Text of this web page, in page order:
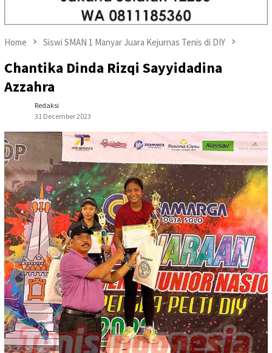
Home Siswi SMAN 1 Manyar Juara Kejurnas Tenis di DIY
Chantika Dinda Rizqi Sayyidadina
Azzahra
Redaksi
31 December 2023